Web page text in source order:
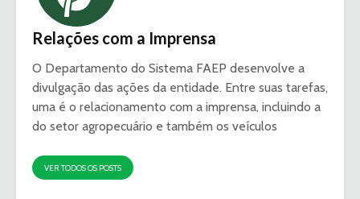
Relações com a Imprensa
O Departamento do Sistema FAEP desenvolve a
divulgação das ações da entidade. Entre suas tarefas,
uma é o relacionamento com a imprensa, incluindo a
do setor agropecuário e também os veículos
VER TODOS OS POSTS